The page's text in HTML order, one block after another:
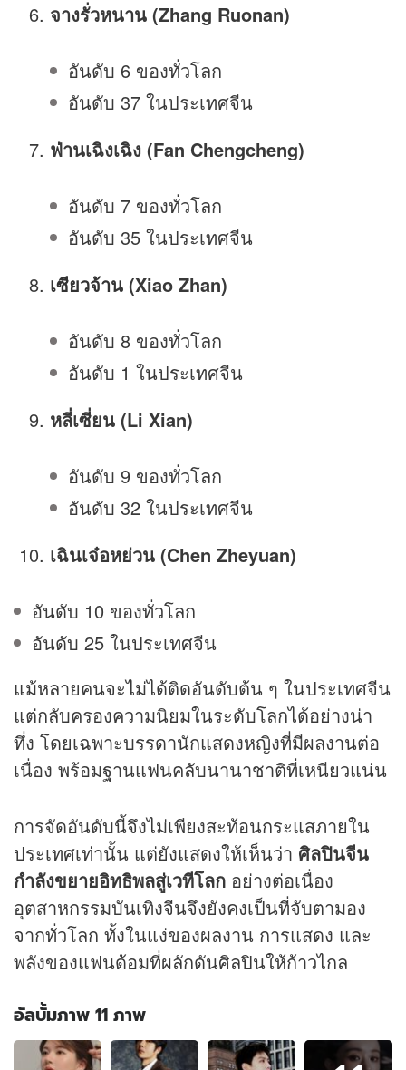
จางรั่วหนาน (Zhang Ruonan)
อันดับ 6 ของทั่วโลก
อันดับ 37 ในประเทศจีน
ฟ่านเฉิงเฉิง (Fan Chengcheng)
อันดับ 7 ของทั่วโลก
อันดับ 35 ในประเทศจีน
เซียวจ้าน (Xiao Zhan)
อันดับ 8 ของทั่วโลก
อันดับ 1 ในประเทศจีน
หลี่เซี่ยน (Li Xian)
อันดับ 9 ของทั่วโลก
อันดับ 32 ในประเทศจีน
เฉินเจ๋อหย่วน (Chen Zheyuan)
อันดับ 10 ของทั่วโลก
อันดับ 25 ในประเทศจีน
แม้หลายคนจะไม่ได้ติดอันดับต้น ๆ ในประเทศจีน
แต่กลับครองความนิยมในระดับโลกได้อย่างน่า
ทึ่ง โดยเฉพาะบรรดานักแสดงหญิงที่มีผลงานต่อ
เนื่อง พร้อมฐานแฟนคลับนานาชาติที่เหนียวแน่น
การจัดอันดับนี้จึงไม่เพียงสะท้อนกระแสภายใน
ประเทศเท่านั้น แต่ยังแสดงให้เห็นว่า ศิลปินจีน
กำลังขยายอิทธิพลสู่เวทีโลก อย่างต่อเนื่อง
อุตสาหกรรมบันเทิงจีนจึงยังคงเป็นที่จับตามอง
จากทั่วโลก ทั้งในแง่ของผลงาน การแสดง และ
พลังของแฟนด้อมที่ผลักดันศิลปินให้ก้าวไกล
อัลบั้มภาพ 11 ภาพ
อัลบั้ม